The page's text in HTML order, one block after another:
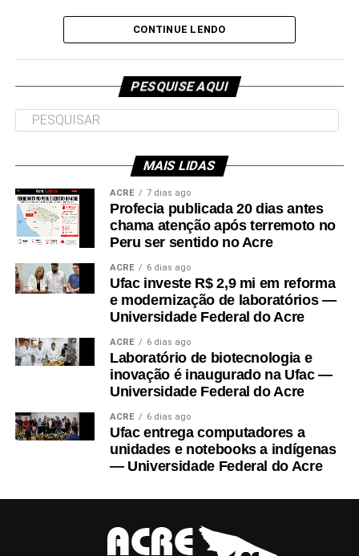
Orçado em R$ 5,7 milhões e executado em parceria com a
recurso para melhorias de laboratórios e unidades de ensino da
universidade, como o Ufac Leite e o Horto das Plantas
Alimentícias Não Convencionais, os quais atendem as
Outra parte do recurso será aplicada em propriedades rurais,
fomentando unidades de referência em produção, com técnicas
sustentáveis, como integração entre produção animal e produção
vegetal, recuperação de solos degradados, manejo integrado de
adoção de rotação e consórcio de plantas. O projeto também
custeará contratação de técnicos extensionistas para trabalho nas
comunidades envolvidas.
No final do projeto, estudantes, produtores e técnicos farão
visitas de campo para observação das tecnologias construídas.
9º Interpet Ufac-2026, ocorrido em 16 e 17 de julho, no
da Ufac, a coordenadora do projeto, professora Marilene Santos,
apresentou-o na palestra de abertura do evento.
público e, mais ainda, de evidenciar os parceiros do projeto
o protagonismo feminino presentes, os planejamentos
CONTINUE LENDO
PESQUISE AQUI
MAIS LIDAS
ACRE 7 dias ago
Profecia publicada 20 dias antes
chama atenção após terremoto no
Peru ser sentido no Acre
ACRE 6 dias ago
Ufac investe R$ 2,9 mi em reforma
e modernização de laboratórios —
Universidade Federal do Acre
ACRE 6 dias ago
Laboratório de biotecnologia e
inovação é inaugurado na Ufac —
Universidade Federal do Acre
ACRE 6 dias ago
Ufac entrega computadores a
unidades e notebooks a indígenas
— Universidade Federal do Acre